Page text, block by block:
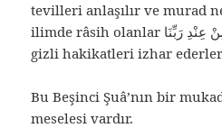
tevilleri anlaşılır ve murad
ilimde râsih olanlar اٰمَنَّا بِهٖ كُلٌّ مِنْ عِنْدِ رَبِّنَا deyip o
gizli hakikatleri izhar
Bu Beşinci Şuâ’nın bir
meselesi vardır.